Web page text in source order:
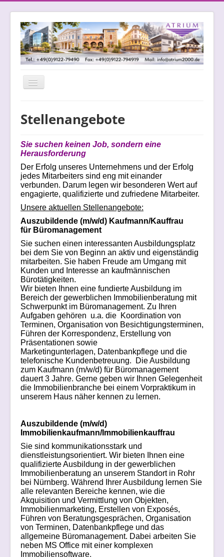
Navigation
an/aus
Stellenangebote
Sie suchen keinen Job, sondern eine
Herausforderung
Der Erfolg unseres Unternehmens und der Erfolg
jedes Mitarbeiters sind eng mit einander
verbunden. Darum legen wir besonderen Wert auf
engagierte, qualifizierte und zufriedene Mitarbeiter.
Unsere aktuellen Stellenangebote:
Auszubildende (m/w/d) Kaufmann/Kauffrau
für Büromanagement
Sie suchen einen interessanten Ausbildungsplatz
bei dem Sie von Beginn an aktiv und eigenständig
mitarbeiten. Sie haben Freude am Umgang mit
Kunden und Interesse an kaufmännischen
Bürotätigkeiten.
Wir bieten Ihnen eine fundierte Ausbildung im
Bereich der gewerblichen Immobilienberatung mit
Schwerpunkt im Büromanagement. Zu Ihren
Aufgaben gehören u.a. die Koordination von
Terminen, Organisation von Besichtigungsterminen,
Führen der Korrespondenz, Erstellung von
Präsentationen sowie
Marketingunterlagen, Datenbankpflege und die
telefonische Kundenbetreuung. Die Ausbildung
zum Kaufmann (m/w/d) für Büromanagement
dauert 3 Jahre. Gerne geben wir Ihnen Gelegenheit
die Immobilienbranche bei einem Vorpraktikum in
unserem Haus näher kennen zu lernen.
Auszubildende (m/w/d)
Immobilienkaufmann/Immobilienkauffrau
Sie sind kommunikationsstark und
dienstleistungsorientiert. Wir bieten Ihnen eine
qualifizierte Ausbildung in der gewerblichen
Immobilienberatung an unserem Standort in Rohr
bei Nürnberg. Während Ihrer Ausbildung lernen Sie
alle relevanten Bereiche kennen, wie die
Akquisition und Vermittlung von Objekten,
Immobilienmarketing, Erstellen von Exposés,
Führen von Beratungsgesprächen, Organisation
von Terminen, Datenbankpflege und das
allgemeine Büromanagement. Dabei arbeiten Sie
neben MS Office mit einer komplexen
Immobiliensoftware.